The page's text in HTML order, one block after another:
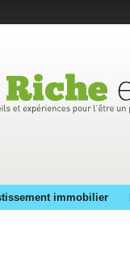
immobilier